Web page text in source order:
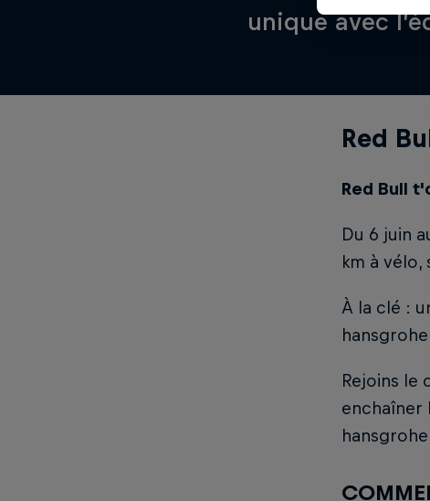
unique avec
Red
Red Bull
Du 6 juin
km à
À la clé :
Rejoins le
enchaîner